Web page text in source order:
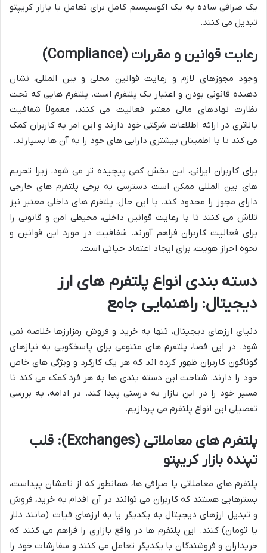
یک صرافی ساده به یک اکوسیستم کامل برای تعامل با بازار کریپتو
تبدیل می کنند.
رعایت قوانین و مقررات (Compliance)
وجود مجوزهای لازم و رعایت قوانین محلی و بین المللی، نشان
دهنده قانونی بودن و اعتبار یک پلتفرم است. پلتفرم هایی که تحت
نظارت نهادهای مالی معتبر فعالیت می کنند، معمولاً شفافیت
بالاتری در ارائه اطلاعات شرکتی خود دارند و این امر به کاربران کمک
می کند تا با اطمینان بیشتری دارایی های خود را به آن ها بسپارند.
برای کاربران ایرانی، این بخش کمی پیچیده تر می شود، زیرا تحریم
های بین المللی ممکن است دسترسی به برخی پلتفرم های خارجی
دارای مجوز را محدود کند. با این حال، پلتفرم های داخلی معتبر نیز
تلاش می کنند تا با رعایت قوانین داخلی، محیطی امن و قانونی را
برای فعالیت کاربران فراهم آورند. شفافیت در مورد این قوانین و
نحوه احراز هویت، برای ایجاد اعتماد حیاتی است.
دسته بندی انواع پلتفرم های ارز
دیجیتال: راهنمایی جامع
دنیای ارزهای دیجیتال، تنها به خرید و فروش رمزارزها خلاصه نمی
شود. در این فضا، پلتفرم های متنوعی برای پاسخگویی به نیازهای
گوناگون کاربران ظهور کرده اند که هر یک کارکرد و ویژگی های خاص
خود را دارند. شناخت این دسته بندی ها به هر فرد کمک می کند تا
مسیر خود را در این بازار به درستی پیدا کند. در ادامه، به بررسی
تفصیلی این انواع پلتفرم می پردازیم.
پلتفرم های معاملاتی (Exchanges): قلب
تپنده بازار کریپتو
پلتفرم های معاملاتی یا صرافی ها، همانطور که از نامشان پیداست،
بسترهایی هستند که کاربران می توانند در آن اقدام به خرید، فروش
و تبدیل ارزهای دیجیتال به یکدیگر یا به ارزهای فیات (مانند دلار
یا تومان) کنند. این پلتفرم ها در واقع بازاری را فراهم می کنند که
خریداران و فروشندگان با یکدیگر تعامل می کنند و سفارشات خود را